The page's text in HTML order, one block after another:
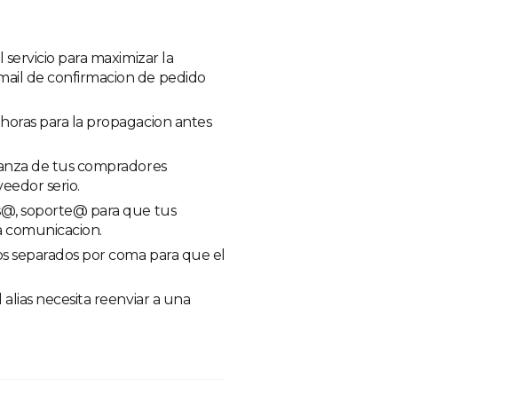
para maximizar la
de confirmacion de pedido
para la propagacion antes
de tus compradores
serio.
soporte@ para que tus
separados por coma para que el
necesita reenviar a una